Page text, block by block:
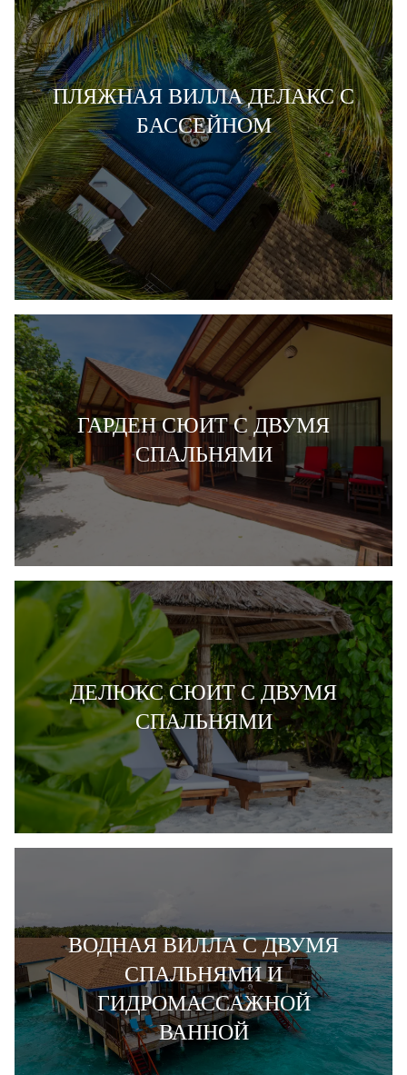
ПЛЯЖНАЯ ВИЛЛА ДЕЛАКС С
БАССЕЙНОМ
ГАРДЕН СЮИТ С ДВУМЯ
СПАЛЬНЯМИ
ДЕЛЮКС СЮИТ С ДВУМЯ
СПАЛЬНЯМИ
ВОДНАЯ ВИЛЛА С ДВУМЯ
СПАЛЬНЯМИ И
ГИДРОМАССАЖНОЙ
ВАННОЙ